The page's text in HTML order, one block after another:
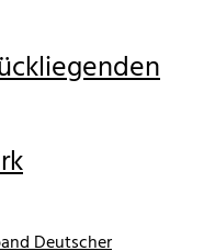
Deutscher